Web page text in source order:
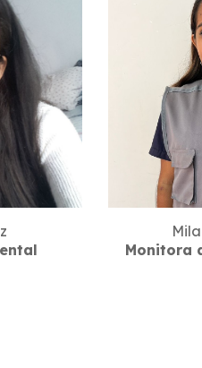
Monitora